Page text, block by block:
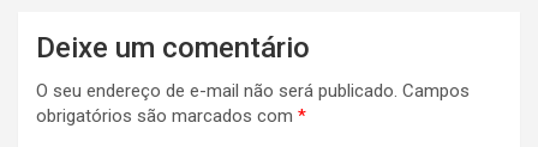
Deixe um comentário
O seu endereço de e-mail não será publicado. Campos
obrigatórios são marcados com *